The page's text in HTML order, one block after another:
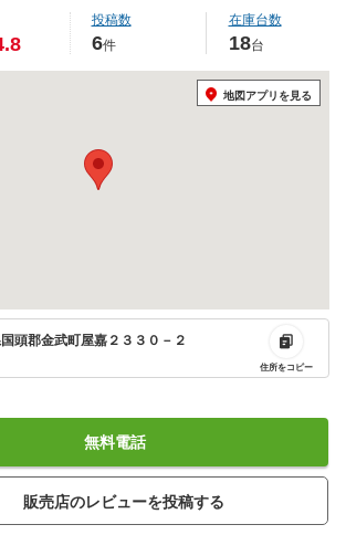
投稿数
6件
在庫台数
18台
地図アプリを見る
頭郡金武町屋嘉２３３０－２
住所をコピー
無料電話
販売店のレビューを投稿する